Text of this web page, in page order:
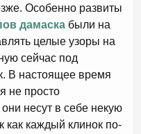
Особенно развиты
дамаска были на
целые узоры на
сейчас под
В настоящее время
не просто
несут в себе некую
как каждый клинок по-